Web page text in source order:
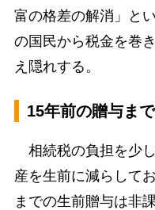
富の格差の解消」と
の国民から税金を巻
え隠れする。
15年前の贈与ま
相続税の負担を少
産を生前に減らして
までの生前贈与は非